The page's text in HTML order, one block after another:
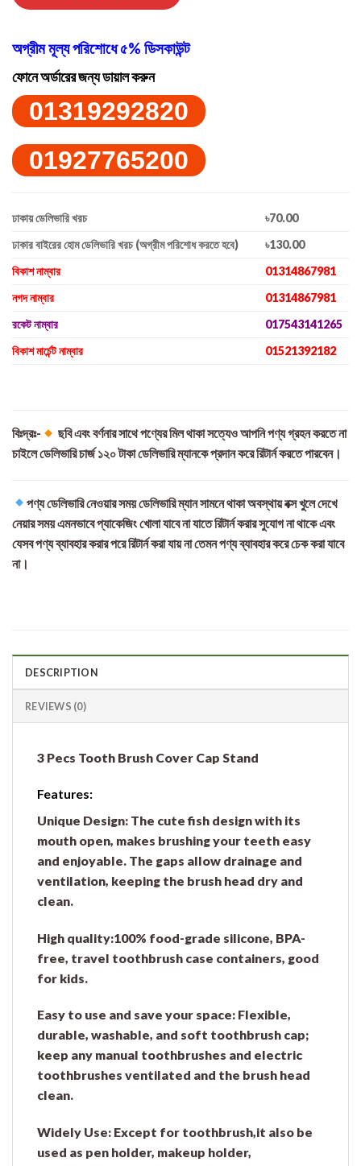
অগ্রীম মূল্য পরিশোধে ৫% ডিসকাউন্ট
ফোনে অর্ডারের জন্য ডায়াল করুন
01319292820
01927765200
ঢাকায় ডেলিভারি খরচ
৳70.00
ঢাকার বাইরের হোম ডেলিভারি খরচ (অগ্রীম পরিশোধ করতে হবে)
৳130.00
বিকাশ নাম্বার
01314867981
নগদ নাম্বার
01314867981
রকেট নাম্বার
017543141265
বিকাশ মার্চেন্ট নাম্বার
01521392182
বিঃদ্রঃ-
ছবি এবং বর্ণনার সাথে পণ্যের মিল থাকা সত্যেও আপনি পণ্য গ্রহন করতে না
চাইলে ডেলিভারি চার্জ ১২০ টাকা ডেলিভারি ম্যানকে প্রদান করে রিটার্ন করতে পারবেন।
পণ্য ডেলিভারি নেওয়ার সময় ডেলিভারি ম্যান সামনে থাকা অবস্থায় বক্স খুলে দেখে
নেয়ার সময় এমনভাবে প্যাকেজিং খোলা যাবে না যাতে রিটার্ন করার সুযোগ না থাকে এবং
যেসব পণ্য ব্যাবহার করার পরে রিটার্ন করা যায় না তেমন পণ্য ব্যাবহার করে চেক করা যাবে
না।
DESCRIPTION
REVIEWS (0)
3 Pecs Tooth Brush Cover Cap Stand
Features:
Unique Design: The cute fish design with its
mouth open, makes brushing your teeth easy
and enjoyable. The gaps allow drainage and
ventilation, keeping the brush head dry and
clean.
High quality:100% food-grade silicone, BPA-
free, travel toothbrush case containers, good
for kids.
Easy to use and save your space: Flexible,
durable, washable, and soft toothbrush cap;
keep any manual toothbrushes and electric
toothbrushes ventilated and the brush head
clean.
Widely Use: Except for toothbrush,it also be
used as pen holder, makeup holder,